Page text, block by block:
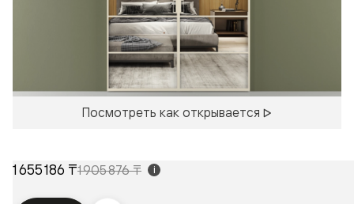
Посмотреть как открывается
1 655 186 ₸1 905 876 ₸ i